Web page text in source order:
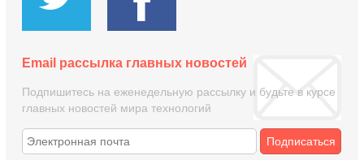
Email рассылка главных новостей
Подпишитесь на еженедельную рассылку и будьте в курсе
главных новостей мира технологий
Подписаться